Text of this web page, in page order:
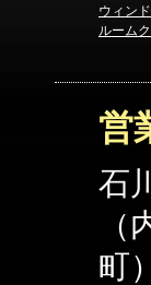
ウィン
ルーム
営
石
町）